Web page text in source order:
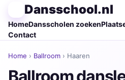
Dansschool.nl
HomeDansscholen zoeken
Contact
Home › Ballroom › Haaren